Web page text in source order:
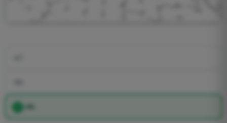
-49.